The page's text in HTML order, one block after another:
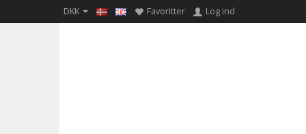
DKK Favoritter Log ind